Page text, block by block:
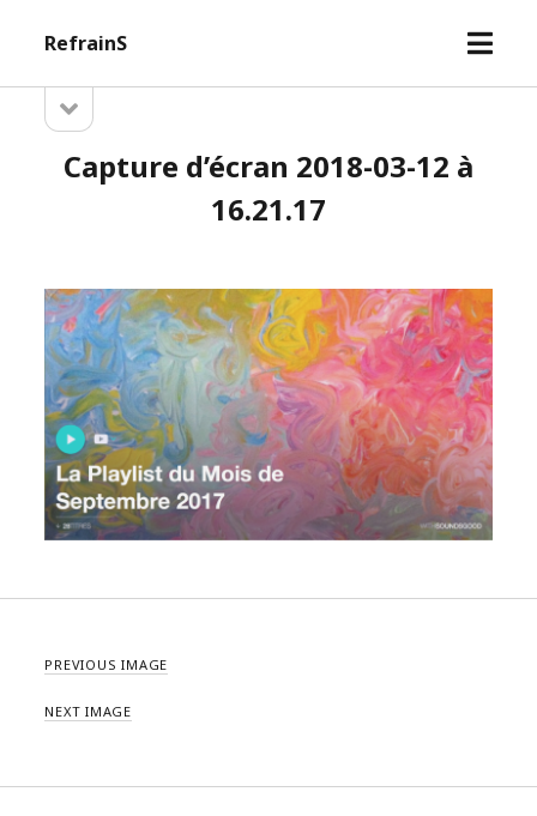
RefrainS
open
Sidebarsidebar
Capture d’écran 2018-03-12 à
16.21.17
PREVIOUS IMAGE
NEXT IMAGE